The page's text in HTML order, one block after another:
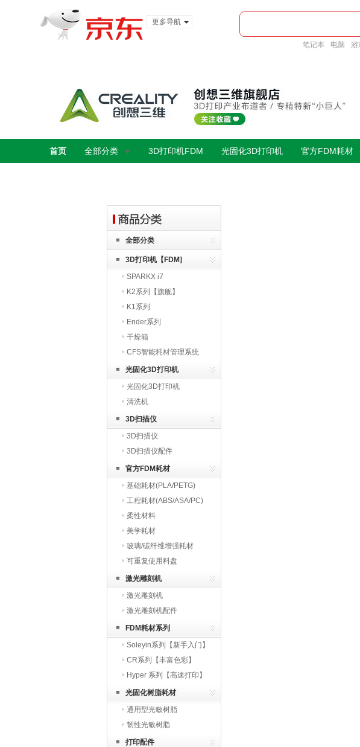
更多导航
笔记本 电脑 游
首页 全部分类 3D打印机FDM 光固化3D打印机 官方FDM耗材
全部分类
3D打印机【FDM]
SPARKX i7
K2系列【旗舰】
K1系列
Ender系列
干燥箱
CFS智能耗材管理系统
光固化3D打印机
光固化3D打印机
清洗机
3D扫描仪
3D扫描仪
3D扫描仪配件
官方FDM耗材
基础耗材(PLA/PETG)
工程耗材(ABS/ASA/PC)
柔性材料
美学耗材
玻璃/碳纤维增强耗材
可重复使用料盘
激光雕刻机
激光雕刻机
激光雕刻机配件
FDM耗材系列
Soleyin系列【新手入门】
CR系列【丰富色彩】
Hyper 系列【高速打印】
光固化树脂耗材
通用型光敏树脂
韧性光敏树脂
打印配件